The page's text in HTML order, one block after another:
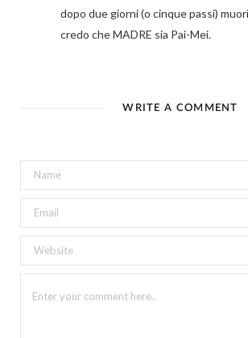
dopo due giorni (o cinque passi)
credo che MADRE sia Pai-Mei.
WRITE A COMMENT